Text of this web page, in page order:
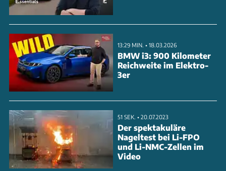
13:29 MIN. • 18.03.2026
BMW i3: 900 Kilometer
Reichweite im Elektro-
3er
51 SEK. • 20.07.2023
Der spektakuläre
Nageltest bei Li-FPO
und Li-NMC-Zellen im
Video